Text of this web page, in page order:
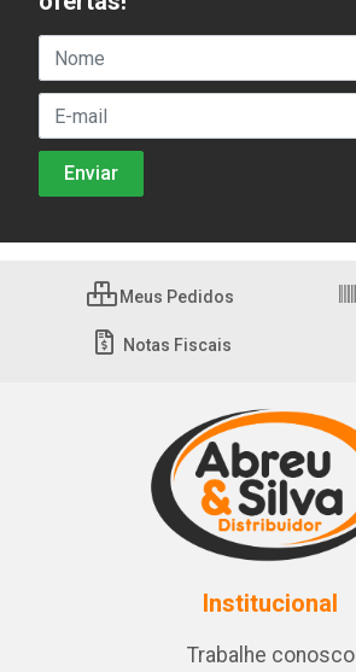
Meus Pedidos
Notas Fiscais
Institucional
Trabalhe conosco